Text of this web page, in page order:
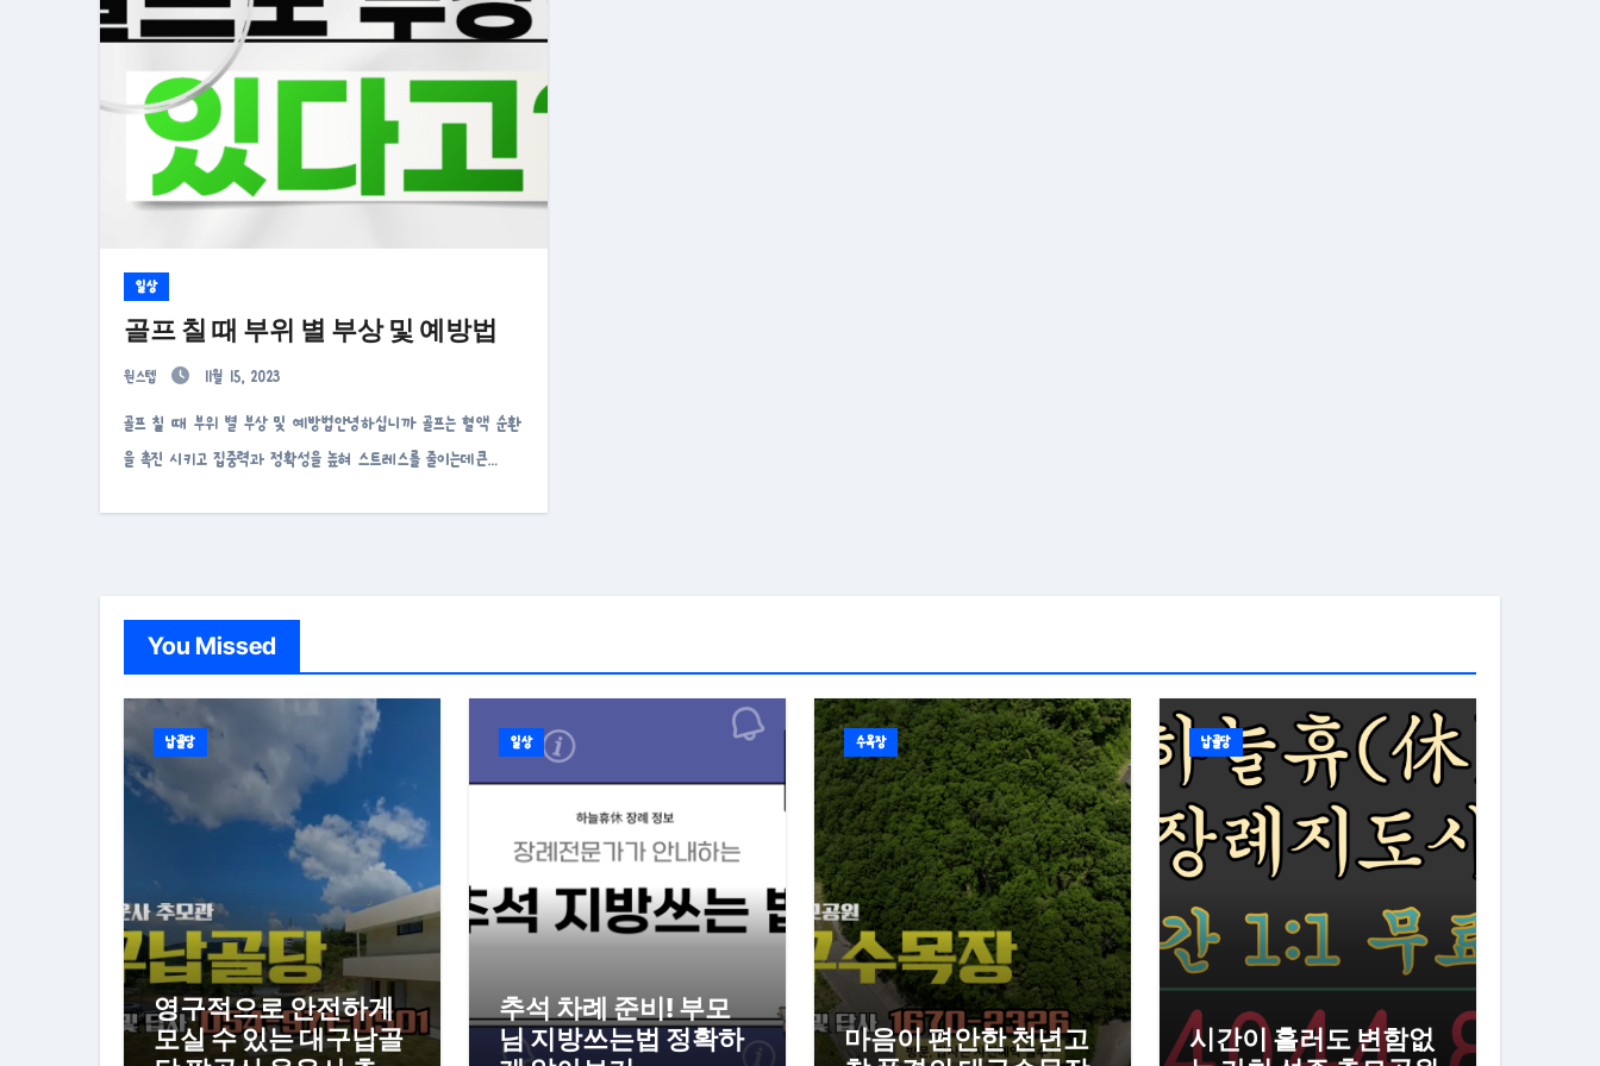
일상
골프 칠 때 부위 별 부상 및 예방법
원스텝 11월 15, 2023
골프 칠 때 부위 별 부상 및 예방법안녕하십니까 골프는 혈액 순환
을 촉진 시키고 집중력과 정확성을 높혀 스트레스를 줄이는데큰…
You Missed
납골당
영구적으로 안전하게
모실 수 있는 대구납골
일상
추석 차례 준비! 부모
님 지방쓰는법 정확하
수목장
마음이 편안한 천년고
납골당
시간이 흘러도 변함없